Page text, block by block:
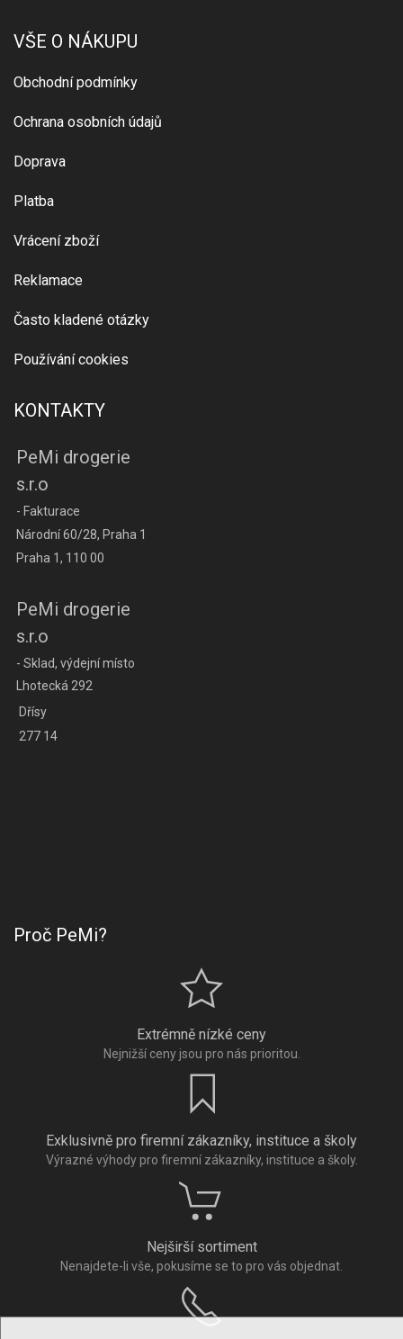
VŠE O NÁKUPU
Obchodní podmínky
Ochrana osobních údajů
Doprava
Platba
Vrácení zboží
Reklamace
Často kladené otázky
Používání cookies
KONTAKTY
PeMi drogerie
s.r.o
- Fakturace
Národní 60/28, Praha 1
Praha 1, 110 00
PeMi drogerie
s.r.o
- Sklad, výdejní místo
Lhotecká 292
Dřísy
277 14
Proč PeMi?
Extrémně nízké ceny
Nejnižší ceny jsou pro nás prioritou.
Exklusivně pro firemní zákazníky, instituce a školy
Výrazné výhody pro firemní zákazníky, instituce a školy.
Nejširší sortiment
Nenajdete-li vše, pokusíme se to pro vás objednat.